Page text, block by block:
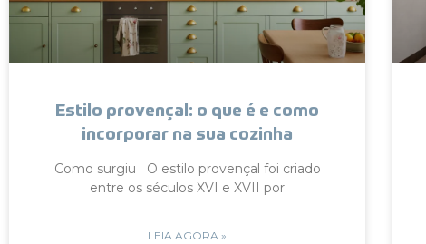
Estilo provençal: o que é e como
incorporar na sua cozinha
Como surgiu O estilo provençal foi criado
entre os séculos XVI e XVII por
LEIA AGORA »